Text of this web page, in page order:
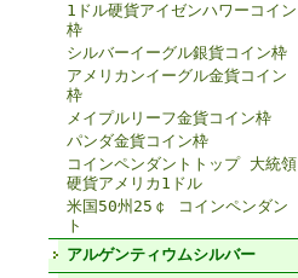
1ドル硬貨アイゼンハワーコイン
枠
シルバーイーグル銀貨コイン枠
アメリカンイーグル金貨コイン
枠
メイプルリーフ金貨コイン枠
パンダ金貨コイン枠
コインペンダントトップ 大統領
硬貨アメリカ1ドル
米国50州25￠ コインペンダン
ト
アルゲンティウムシルバー